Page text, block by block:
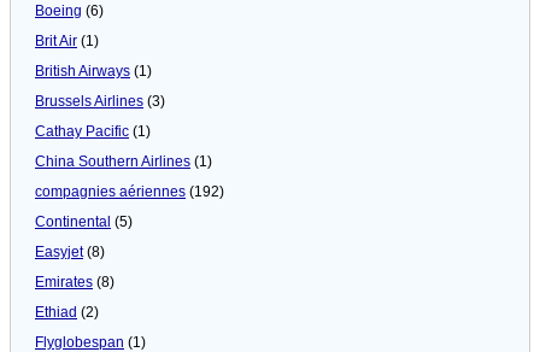
Boeing (6)
Brit Air (1)
British Airways (1)
Brussels Airlines (3)
Cathay Pacific (1)
China Southern Airlines (1)
compagnies aériennes (192)
Continental (5)
Easyjet(8)
Emirates (8)
Ethiad (2)
Flyglobespan (1)